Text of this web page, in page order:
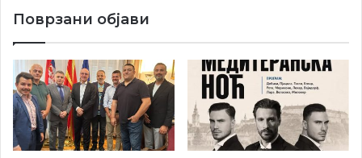
Поврзани објави